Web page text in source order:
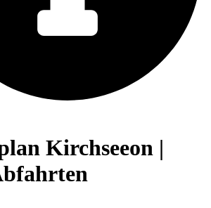
Kirchseeon |